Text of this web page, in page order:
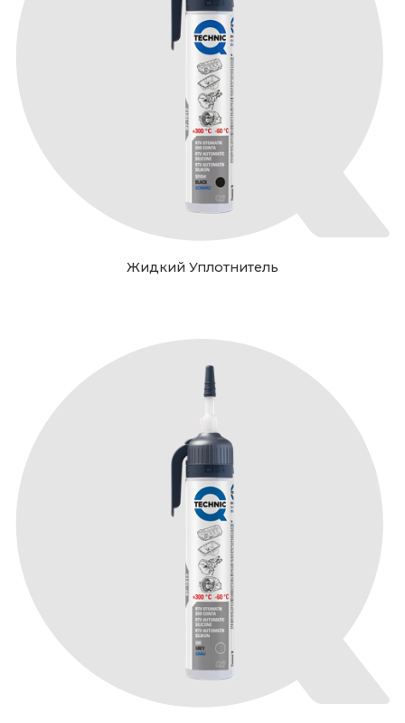
Жидкий Уплотнитель